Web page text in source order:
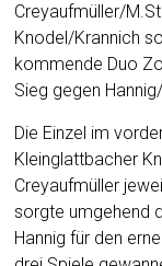
Creyaufmüller/
Knodel/Krannich
kommende Duo
Sieg gegen
Die Einzel im
Kleinglattbacher
Creyaufmüller
sorgte umgehend
Hannig für den